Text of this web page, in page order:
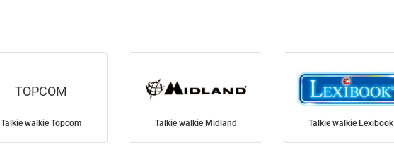
TOPCOM
Talkie walkie Topcom Talkie walkie Midland Talkie walkie Lexibook